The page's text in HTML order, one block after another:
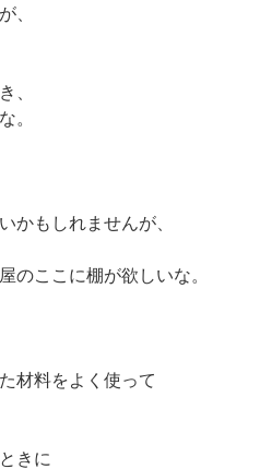
、
、
。
かもしれませんが、
のここに棚が欲しいな。
材料をよく使って
きに